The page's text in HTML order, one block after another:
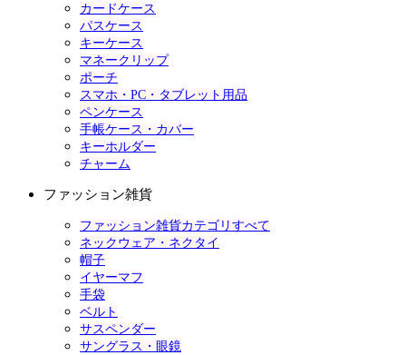
カードケース
パスケース
キーケース
マネークリップ
ポーチ
スマホ・PC・タブレット用品
ペンケース
手帳ケース・カバー
キーホルダー
チャーム
ファッション雑貨
ファッション雑貨カテゴリすべて
ネックウェア・ネクタイ
帽子
イヤーマフ
手袋
ベルト
サスペンダー
サングラス・眼鏡